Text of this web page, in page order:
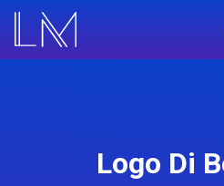
Logo Di